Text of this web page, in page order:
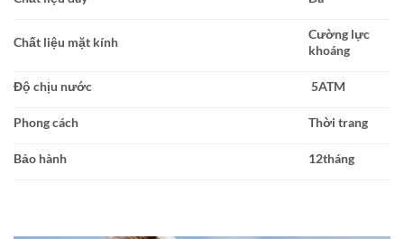
Chất liệu mặt kính
Cường lực
khoáng
Độ chịu nước 5ATM
Phong cách Thời trang
Bảo hành 12tháng